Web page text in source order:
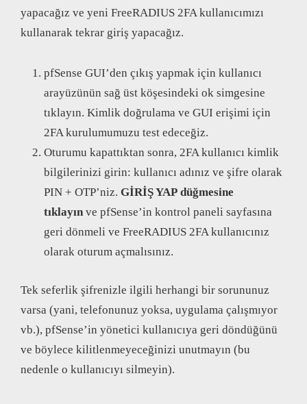
yapacağız ve yeni FreeRADIUS 2FA kullanıcımızı
kullanarak tekrar giriş yapacağız.
pfSense GUI’den çıkış yapmak için kullanıcı
arayüzünün sağ üst köşesindeki ok simgesine
tıklayın. Kimlik doğrulama ve GUI erişimi için
2FA kurulumumuzu test edeceğiz.
Oturumu kapattıktan sonra, 2FA kullanıcı kimlik
bilgilerinizi girin: kullanıcı adınız ve şifre olarak
PIN + OTP’niz. GİRİŞ YAP düğmesine
tıklayın ve pfSense’in kontrol paneli sayfasına
geri dönmeli ve FreeRADIUS 2FA kullanıcınız
olarak oturum açmalısınız.
Tek seferlik şifrenizle ilgili herhangi bir sorununuz
varsa (yani, telefonunuz yoksa, uygulama çalışmıyor
vb.), pfSense’in yönetici kullanıcıya geri döndüğünü
ve böylece kilitlenmeyeceğinizi unutmayın (bu
nedenle o kullanıcıyı silmeyin).